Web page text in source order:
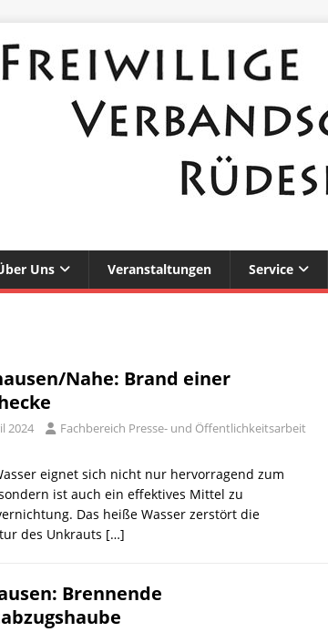
Uns Veranstaltungen Service
Nahe: Brand einer
2024
Fachbereich Presse- und Öffentlichkeitsarbeit
eignet sich nicht nur hervorragend zum
ist auch ein effektives Mittel zu
Das heiße Wasser zerstört die
des Unkrauts […]
Brennende